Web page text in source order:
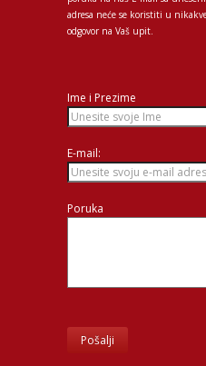
adresa neće se koristiti u
odgovor na Vaš upit.
Ime i Prezime
E-mail:
Poruka